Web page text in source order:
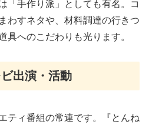
「手作り派」としても有名。コ
わすネタや、材料調達の行きつ
具へのこだわりも光ります。
出演・活動
ティ番組の常連です。『とんね